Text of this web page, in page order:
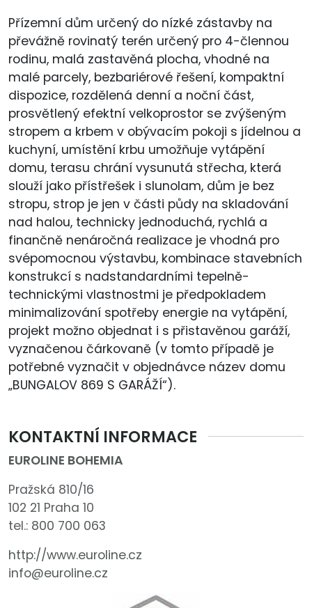
Přízemní dům určený do nízké zástavby na
převážně rovinatý terén určený pro 4-člennou
rodinu, malá zastavěná plocha, vhodné na
malé parcely, bezbariérové řešení, kompaktní
dispozice, rozdělená denní a noční část,
prosvětlený efektní velkoprostor se zvýšeným
stropem a krbem v obývacím pokoji s jídelnou a
kuchyní, umístění krbu umožňuje vytápění
domu, terasu chrání vysunutá střecha, která
slouží jako přístřešek i slunolam, dům je bez
stropu, strop je jen v části půdy na skladování
nad halou, technicky jednoduchá, rychlá a
finančně nenáročná realizace je vhodná pro
svépomocnou výstavbu, kombinace stavebních
konstrukcí s nadstandardními tepelně-
technickými vlastnostmi je předpokladem
minimalizování spotřeby energie na vytápění,
projekt možno objednat i s přistavěnou garáží,
vyznačenou čárkovaně (v tomto případě je
potřebné vyznačit v objednávce název domu
„BUNGALOV 869 S GARÁŽÍ“).
KONTAKTNÍ INFORMACE
EUROLINE BOHEMIA
Pražská 810/16
102 21 Praha 10
tel.: 800 700 063
http://www.euroline.cz
info@euroline.cz